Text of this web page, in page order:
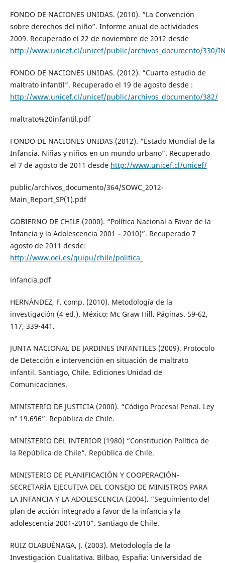
FONDO DE NACIONES UNIDAS. (2010). “La Convención
sobre derechos del niño”. Informe anual de actividades
2009. Recuperado el 22 de noviembre de 2012 desde
http://www.unicef.cl/unicef/public/archivos_documento/330/
FONDO DE NACIONES UNIDAS. (2012). “Cuarto estudio de
maltrato infantil”. Recuperado el 19 de agosto desde :
http://www.unicef.cl/unicef/public/archivos_documento/382/
maltrato%20infantil.pdf
FONDO DE NACIONES UNIDAS (2012). “Estado Mundial de la
Infancia. Niñas y niños en un mundo urbano”. Recuperado
el 7 de agosto de 2011 desde http://www.unicef.cl/unicef/
public/archivos_documento/364/SOWC_2012-
Main_Report_SP(1).pdf
GOBIERNO DE CHILE (2000). “Política Nacional a Favor de la
Infancia y la Adolescencia 2001 – 2010)”. Recuperado 7
agosto de 2011 desde:
http://www.oei.es/quipu/chile/politica_
infancia.pdf
HERNÁNDEZ, F. comp. (2010). Metodología de la
investigación (4 ed.). México: Mc Graw Hill. Páginas. 59-62,
117, 339-441.
JUNTA NACIONAL DE JARDINES INFANTILES (2009). Protocolo
de Detección e intervención en situación de maltrato
infantil. Santiago, Chile. Ediciones Unidad de
Comunicaciones.
MINISTERIO DE JUSTICIA (2000). “Código Procesal Penal. Ley
n° 19.696”. República de Chile.
MINISTERIO DEL INTERIOR (1980) “Constitución Política de
la República de Chile”. República de Chile.
MINISTERIO DE PLANIFICACIÓN Y COOPERACIÓN-
SECRETARÍA EJECUTIVA DEL CONSEJO DE MINISTROS PARA
LA INFANCIA Y LA ADOLESCENCIA (2004). “Seguimiento del
plan de acción integrado a favor de la infancia y la
adolescencia 2001-2010”. Santiago de Chile.
RUIZ OLABUÉNAGA, J. (2003). Metodología de la
Investigación Cualitativa. Bilbao, España: Universidad de